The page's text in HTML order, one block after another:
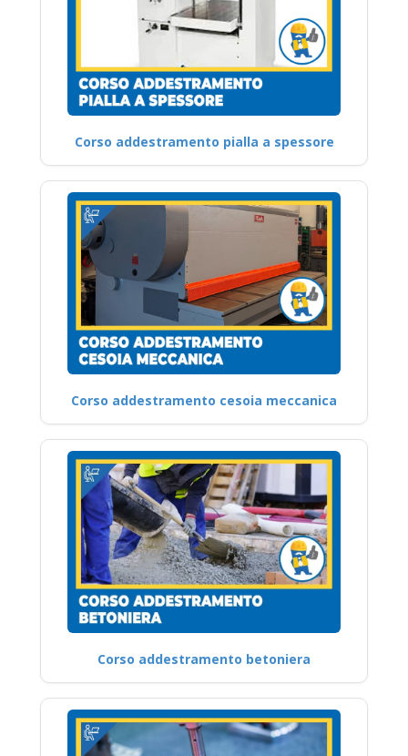
Corso addestramento pialla a spessore
Corso addestramento cesoia meccanica
Corso addestramento betoniera